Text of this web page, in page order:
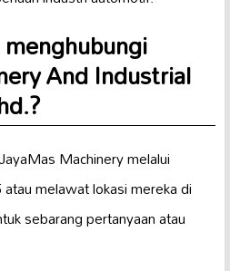
And Industrial
Machinery melalui
melawat lokasi mereka di
sebarang pertanyaan atau